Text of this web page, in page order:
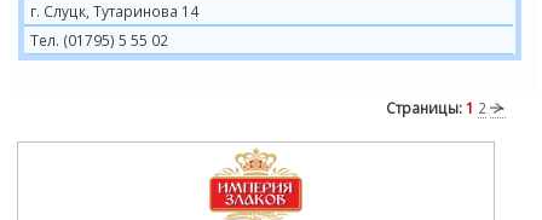
г. Слуцк, Тутаринова 14
Тел. (01795) 5 55 02
Страницы: 1 2